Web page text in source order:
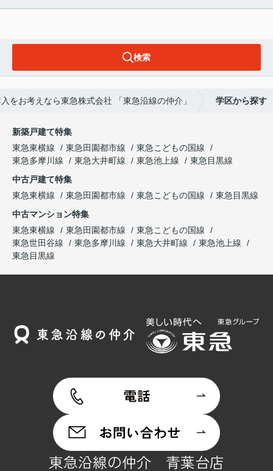
検索
をお考えなら東急株式会社 「東急沿線の仲介」 学区から探す
新築戸建て特集
東急東横線
東急田園都市線
東急こどもの国線
東急多摩川線
東急大井町線 東急池上線
東急目黒線
中古戸建て特集
東急東横線
東急田園都市線 東急こどもの国線
東急目黒線
中古マンション特集
東急東横線
東急田園都市線
東急こどもの国線
東急世田谷線
東急多摩川線 東急大井町線
東急池上線
東急目黒線
東急沿線の仲介 青葉台店